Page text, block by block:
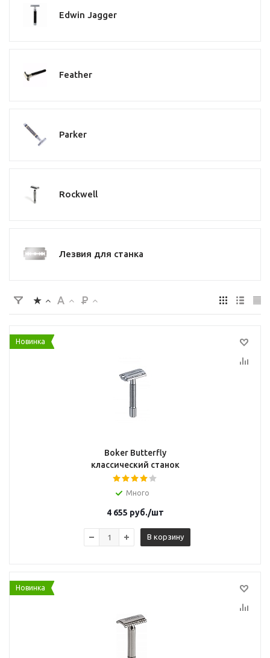
Edwin Jagger
Feather
Parker
Rockwell
Лезвия для станка
Новинка
Boker Butterfly
классический станок
Много
4 655 руб./шт
В корзину
Новинка